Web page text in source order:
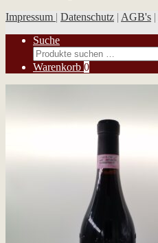
Impressum | Datenschutz | AGB's |
Suche
Suchen
nach:
Warenkorb 0